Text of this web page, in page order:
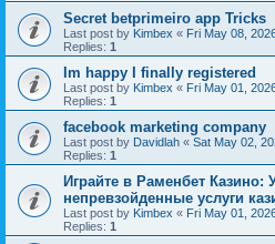
Secret betprimeiro app Tricks
Last post by Kimbex « Fri May 08,
Replies: 1
Im happy I finally registered
Last post by Kimbex « Fri May 01,
Replies: 1
facebook marketing company
Last post by Davidlah « Sat May 02,
Replies: 1
Играйте в Раменбет Казино:
непревзойденные услуги
Last post by Kimbex « Fri May 01,
Replies: 1